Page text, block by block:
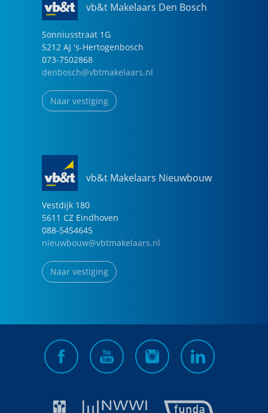
vb&t Makelaars Den Bosch
Sonniusstraat 1G
5212 AJ 's-Hertogenbosch
073-7502868
denbosch@vbtmakelaars.nl
Naar vestiging
vb&t Makelaars Nieuwbouw
Vestdijk 180
5611 CZ Eindhoven
088-5454645
nieuwbouw@vbtmakelaars.nl
Naar vestiging